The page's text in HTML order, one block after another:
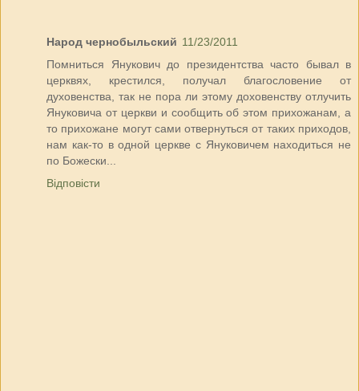
Народ чернобыльский 11/23/2011
Помниться Янукович до президентства часто бывал в
церквях, крестился, получал благословение от
духовенства, так не пора ли этому доховенству отлучить
Януковича от церкви и сообщить об этом прихожанам, а
то прихожане могут сами отвернуться от таких приходов,
нам как-то в одной церкве с Януковичем находиться не
по Божески...
Відповісти